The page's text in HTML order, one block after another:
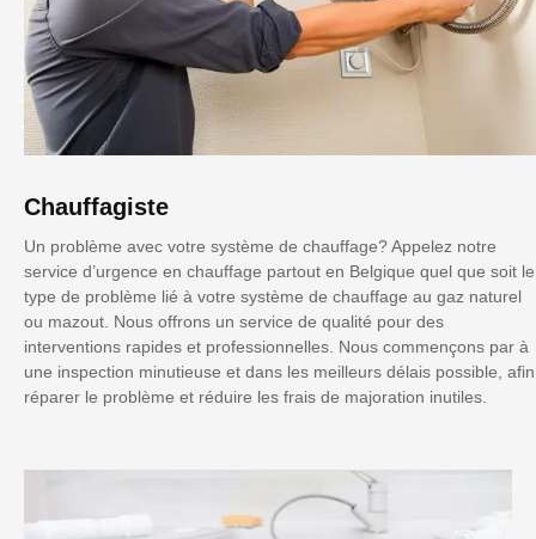
Chauffagiste
Un problème avec votre système de chauffage? Appelez notre
service d’urgence en chauffage partout en Belgique quel que soit le
type de problème lié à votre système de chauffage au gaz naturel
ou mazout. Nous offrons un service de qualité pour des
interventions rapides et professionnelles. Nous commençons par à
une inspection minutieuse et dans les meilleurs délais possible, afin
réparer le problème et réduire les frais de majoration inutiles.